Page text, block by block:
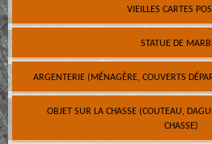
VIEILLES CARTES
STATUE DE
ARGENTERIE (MÉNAGÈRE, COUVERTS
OBJET SUR LA CHASSE (COUTEAU,
CHASSE)